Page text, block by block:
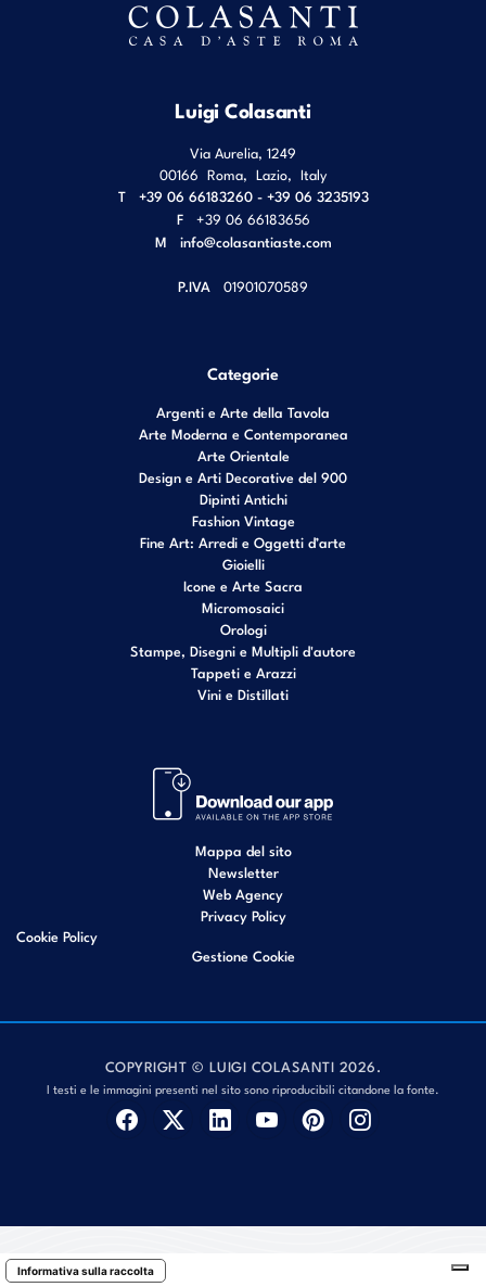
Luigi Colasanti
Via Aurelia, 1249
00166 Roma, Lazio, Italy
T
+39 06 66183260 - +39 06 3235193
F
+39 06 66183656
M info@colasantiaste.com
P.IVA 01901070589
Categorie
Argenti e Arte della Tavola
Arte Moderna e Contemporanea
Arte Orientale
Design e Arti Decorative del 900
Dipinti Antichi
Fashion Vintage
Fine Art: Arredi e Oggetti d’arte
Gioielli
Icone e Arte Sacra
Micromosaici
Orologi
Stampe, Disegni e Multipli d'autore
Tappeti e Arazzi
Vini e Distillati
Mappa del sito
Newsletter
Web Agency
Privacy Policy
Cookie Policy
Gestione Cookie
COPYRIGHT © LUIGI COLASANTI 2026.
I testi e le immagini presenti nel sito sono riproducibili citandone la fonte.
Informativa sulla raccolta